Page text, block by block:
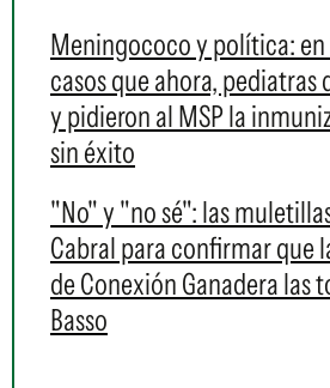
Meningococo y política: en
casos que ahora, pediatras
y pidieron al MSP la
sin éxito
"No" y "no sé": las
Cabral para confirmar que
de Conexión Ganadera las
Basso